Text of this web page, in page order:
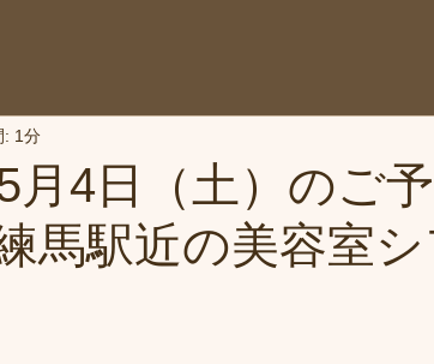
月4日（土）のご
駅近の美容室シ
: 1分